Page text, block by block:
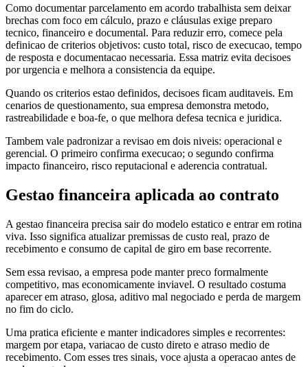
Como documentar parcelamento em acordo trabalhista sem deixar
brechas com foco em cálculo, prazo e cláusulas exige preparo
tecnico, financeiro e documental. Para reduzir erro, comece pela
definicao de criterios objetivos: custo total, risco de execucao, tempo
de resposta e documentacao necessaria. Essa matriz evita decisoes
por urgencia e melhora a consistencia da equipe.
Quando os criterios estao definidos, decisoes ficam auditaveis. Em
cenarios de questionamento, sua empresa demonstra metodo,
rastreabilidade e boa-fe, o que melhora defesa tecnica e juridica.
Tambem vale padronizar a revisao em dois niveis: operacional e
gerencial. O primeiro confirma execucao; o segundo confirma
impacto financeiro, risco reputacional e aderencia contratual.
Gestao financeira aplicada ao contrato
A gestao financeira precisa sair do modelo estatico e entrar em rotina
viva. Isso significa atualizar premissas de custo real, prazo de
recebimento e consumo de capital de giro em base recorrente.
Sem essa revisao, a empresa pode manter preco formalmente
competitivo, mas economicamente inviavel. O resultado costuma
aparecer em atraso, glosa, aditivo mal negociado e perda de margem
no fim do ciclo.
Uma pratica eficiente e manter indicadores simples e recorrentes:
margem por etapa, variacao de custo direto e atraso medio de
recebimento. Com esses tres sinais, voce ajusta a operacao antes de